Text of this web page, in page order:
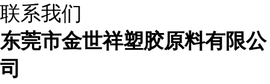
联系我们
东莞市金世祥塑胶原料有限公
司